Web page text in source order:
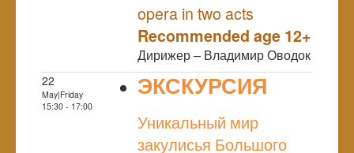
opera in two acts
Recommended age 12+
Дирижер – Владимир Оводок
22
May|Friday
15:30 - 17:00
ЭКСКУРСИЯ
Уникальный мир
закулисья Большого